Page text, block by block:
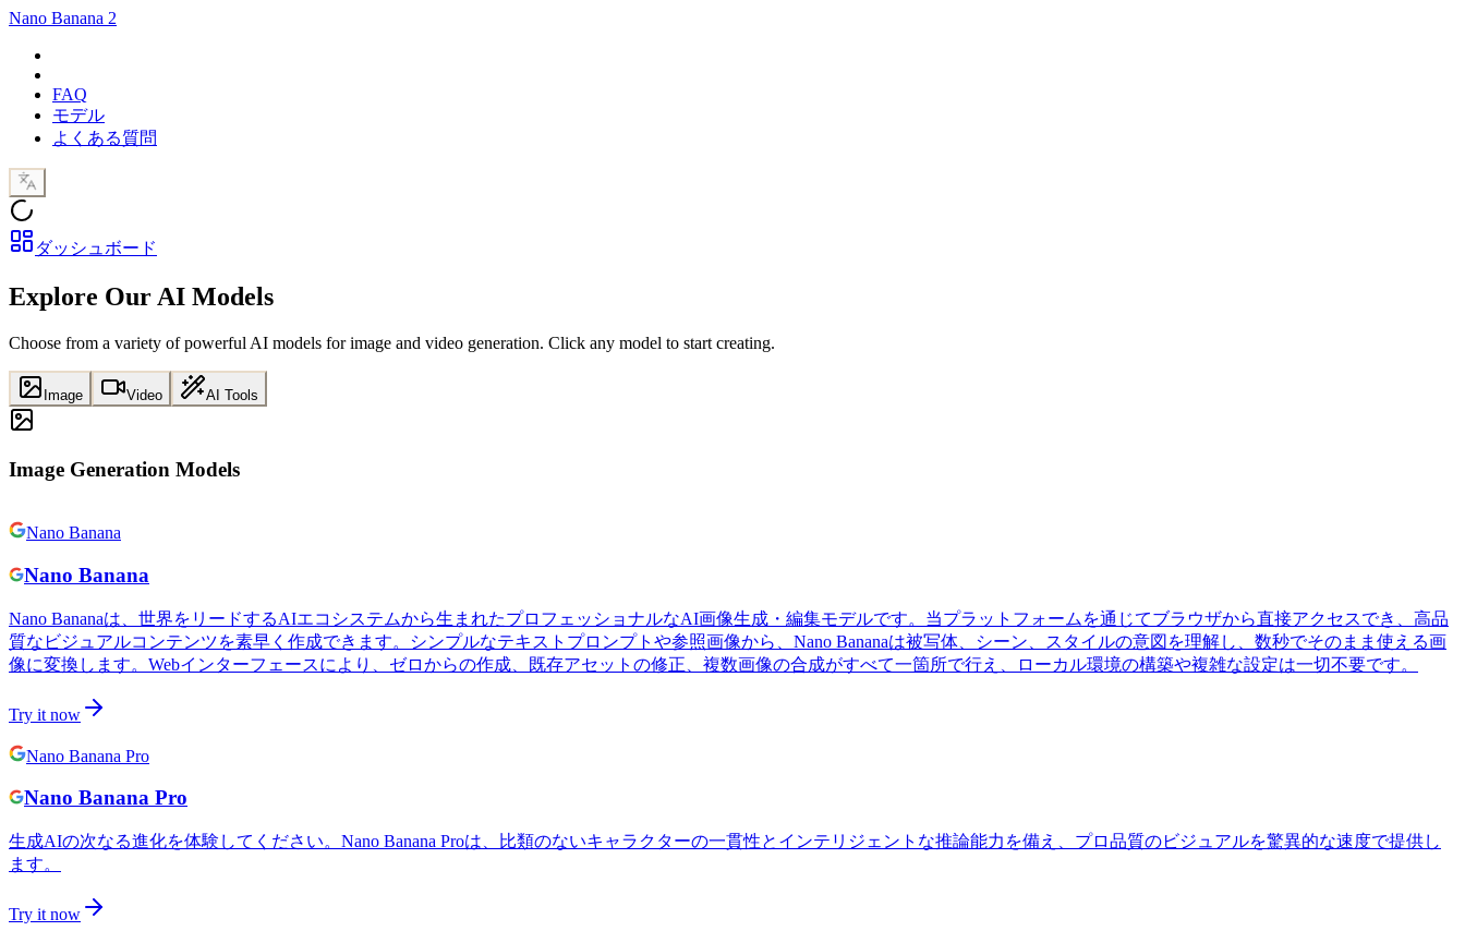
Nano Banana 2
FAQ
モデル
よくある質問
ダッシュボード
Explore Our AI Models
Choose from a variety of powerful AI models for image and video generation. Click any model to start creating.
Image Video AI Tools
Image Generation Models
Nano Banana
Nano Banana
Nano Bananaは、世界をリードするAIエコシステムから生まれたプロフェッショナルなAI画像生成・編集モデルです。当プラットフォームを通じてブラウザから直接アクセスでき、高品
質なビジュアルコンテンツを素早く作成できます。シンプルなテキストプロンプトや参照画像から、Nano Bananaは被写体、シーン、スタイルの意図を理解し、数秒でそのまま使える画
像に変換します。Webインターフェースにより、ゼロからの作成、既存アセットの修正、複数画像の合成がすべて一箇所で行え、ローカル環境の構築や複雑な設定は一切不要です。
Try it now
Nano Banana Pro
Nano Banana Pro
生成AIの次なる進化を体験してください。Nano Banana Proは、比類のないキャラクターの一貫性とインテリジェントな推論能力を備え、プロ品質のビジュアルを驚異的な速度で提供し
ます。
Try it now